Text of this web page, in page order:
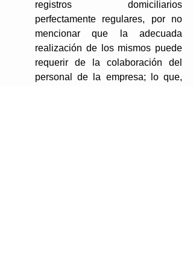
registros domiciliarios
perfectamente regulares, por no
mencionar que la adecuada
realización de los mismos puede
requerir de la colaboración del
personal de la empresa; lo que,